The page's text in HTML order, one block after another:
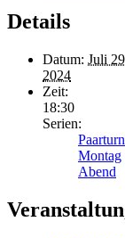
Details
Datum: Juli
2024
Zeit:
18:30
Serien:
Montag
Abend